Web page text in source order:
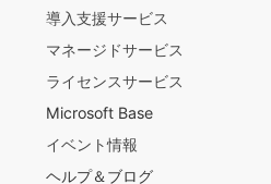
導入支援サービス
マネージドサービス
ライセンスサービス
Microsoft Base
イベント情報
ヘルプ＆ブログ